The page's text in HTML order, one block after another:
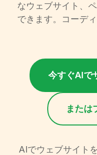
なウェブサイト、
できます。コーデ
今すぐAIで
または
AIでウェブサイト